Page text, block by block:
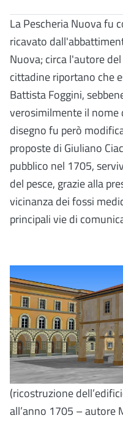
La Pescheria Nuova fu
ricavato
Nuova; circa l'autore
cittadine riportano che
Battista Foggini,
verosimilmente il nome
disegno fu però
proposte di Giuliano
pubblico nel 1705,
del pesce, grazie alla
vicinanza dei fossi
principali vie di
(ricostruzione
all’anno 1705 – autore